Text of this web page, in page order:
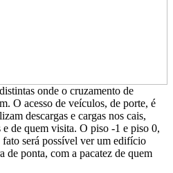
onde o cruzamento de
O acesso de veículos, de porte, é
descargas e cargas nos cais,
de quem visita. O piso -1 e piso 0,
será possível ver um edifício
de ponta, com a pacatez de quem